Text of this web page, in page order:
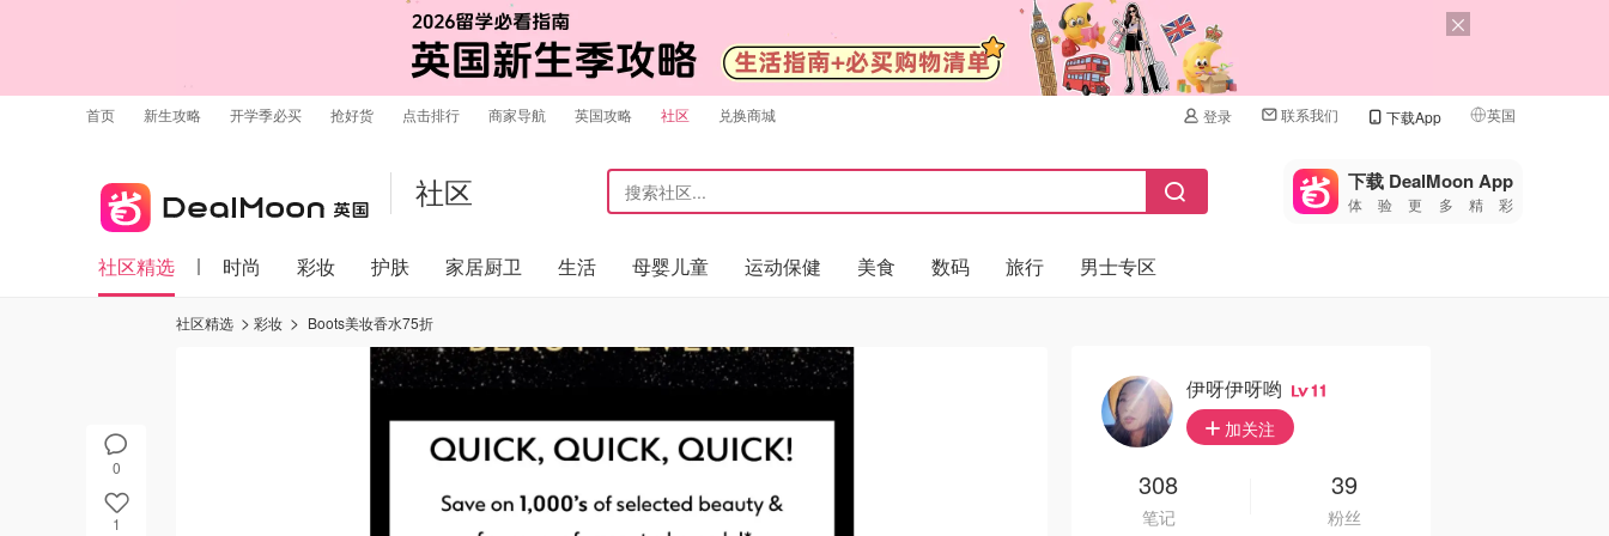
首页 新生攻略 开学季必买 抢好货 点击排行 商家导航 英国攻略 社区 兑换商城 登录 联系我们 下载App 英国
🇺🇸
🇨🇳 中国
社区 下载 DealMoon App
体验更多精彩
社区精选 时尚 彩妆 护肤 家居厨卫 生活 母婴儿童 运动保健 美食 数码 旅行 男士专区
0
1
社区精选 彩妆 Boots美妆香水75折
伊呀伊呀哟 11
加关注
308
笔记
39
粉丝